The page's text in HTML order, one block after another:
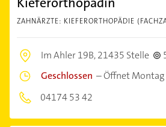
ZAHNÄRZTE: KIEFERORTHOPÄDIE
Im Ahler 19B,21435 Stelle
Geschlossen –Öffnet
04174 53 42